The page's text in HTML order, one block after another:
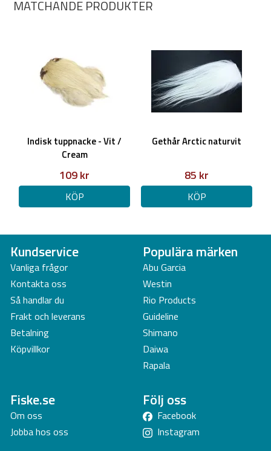
MATCHANDE PRODUKTER
Indisk tuppnacke - Vit /
Cream
109 kr
KÖP
Gethår Arctic naturvit
85 kr
KÖP
Kundservice
Vanliga frågor
Kontakta oss
Så handlar du
Frakt och leverans
Betalning
Köpvillkor
Populära märken
Abu Garcia
Westin
Rio Products
Guideline
Shimano
Daiwa
Rapala
Fiske.se
Om oss
Jobba hos oss
Följ oss
Facebook
Instagram